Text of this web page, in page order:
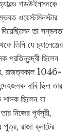
গডউইনসনকে
ওয়েস্টমিনস্টার
তা সম্ভবত
তিনি যে চ্যালেঞ্জের
প্রতিদ্বন্দ্বী ছিলেন
রাজত্বকাল 1046-
দাবি ছিল তার
শাসক ছিলেন যা
নিজের পূর্বসূরী,
রাজা ক্নাটের